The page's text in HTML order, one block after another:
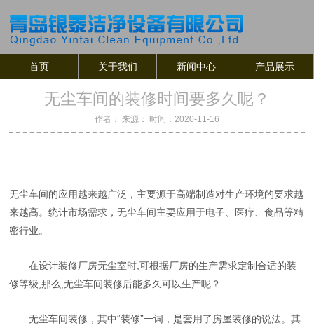
首页 关于我们 新闻中心 产品展示
无尘车间的装修时间要多久呢？
作者： 来源： 时间：2020-11-16
无尘车间的应用越来越广泛，主要源于高端制造对生产环境的要求越
来越高。统计市场需求，无尘车间主要应用于电子、医疗、食品等精
密行业。
在设计装修厂房无尘室时,可根据厂房的生产需求定制合适的装
修等级,那么,无尘车间装修后能多久可以生产呢？
无尘车间装修，其中“装修”一词，是套用了房屋装修的说法。其